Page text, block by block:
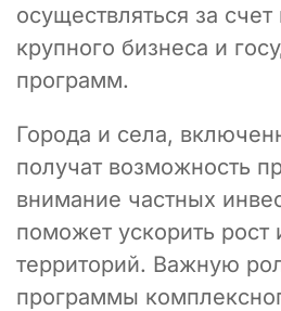
осуществляться за
крупного бизнеса и
программ.
Города и села,
получат возможность
внимание частных
поможет ускорить
территорий. Важную
программы